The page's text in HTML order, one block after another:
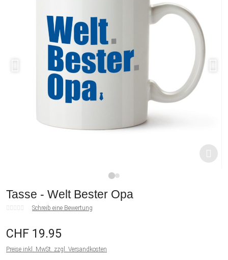
Tasse - Welt Bester Opa
Schreib eine Bewertung
CHF 19.95
Preise inkl. MwSt. zzgl. Versandkosten